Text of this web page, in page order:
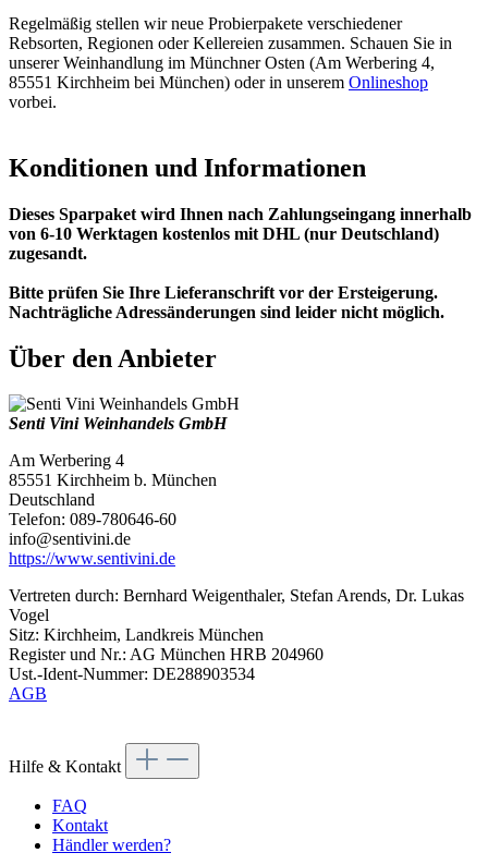
Regelmäßig stellen wir neue Probierpakete verschiedener
Rebsorten, Regionen oder Kellereien zusammen. Schauen Sie in
unserer Weinhandlung im Münchner Osten (Am Werbering 4,
85551 Kirchheim bei München) oder in unserem Onlineshop
vorbei.
Konditionen und Informationen
Dieses Sparpaket wird Ihnen nach Zahlungseingang innerhalb
von 6-10 Werktagen kostenlos mit DHL (nur Deutschland)
zugesandt.
Bitte prüfen Sie Ihre Lieferanschrift vor der Ersteigerung.
Nachträgliche Adressänderungen sind leider nicht möglich.
Über den Anbieter
Senti Vini Weinhandels GmbH
Am Werbering 4
85551 Kirchheim b. München
Deutschland
Telefon: 089-780646-60
info@sentivini.de
https://www.sentivini.de
Vertreten durch: Bernhard Weigenthaler, Stefan Arends, Dr. Lukas
Vogel
Sitz: Kirchheim, Landkreis München
Register und Nr.: AG München HRB 204960
Ust.-Ident-Nummer: DE288903534
AGB
Hilfe & Kontakt
FAQ
Kontakt
Händler werden?